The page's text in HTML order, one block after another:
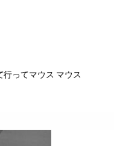
ってマウス マウス